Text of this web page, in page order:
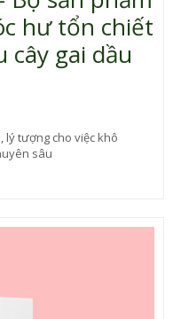
hư tổn chiết
gai dầu
lý tượng cho việc khô
sâu